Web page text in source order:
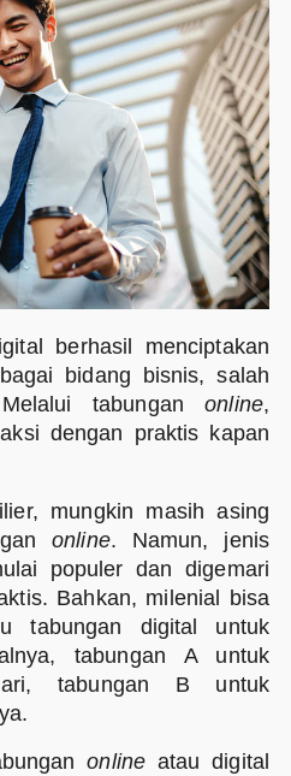
berhasil menciptakan
bidang bisnis, salah
tabunganonline,
dengan praktis kapan
mungkin masih asing
online. Namun, jenis
populer dan digemari
Bahkan, milenial bisa
tabungan digital untuk
tabungan A untuk
tabungan B untuk
online atau digital